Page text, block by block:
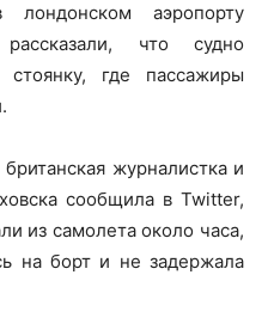
аэропорту
что судно
где пассажиры
журналистка и
сообщила в Twitter,
из самолета около часа,
на борт и не задержала